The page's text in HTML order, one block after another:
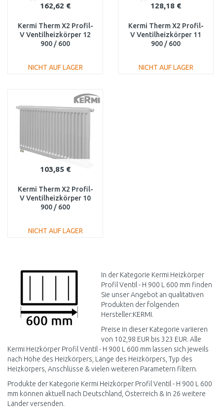
162,62 €
Kermi Therm X2 Profil-
V Ventilheizkörper 12
900 / 600
NICHT AUF LAGER
Vergleichen
128,18 €
Kermi Therm X2 Profil-
V Ventilheizkörper 11
900 / 600
NICHT AUF LAGER
103,85 €
Kermi Therm X2 Profil-
V Ventilheizkörper 10
900 / 600
NICHT AUF LAGER
Vergleichen
In der Kategorie Kermi Heizkörper
Profil Ventil - H 900 L 600 mm finden
Sie unser Angebot an qualitativen
Produkten der folgenden
Hersteller:KERMI.
Preise in dieser Kategorie variieren
von 102,98 EUR bis 323 EUR. Alle
Kermi Heizkörper Profil Ventil - H 900 L 600 mm lassen sich jeweils
nach Höhe des Heizkörpers, Länge des Heizkörpers, Typ des
Heizkörpers, Anschlüsse & vielen weiteren Parametern filtern.
Produkte der Kategorie Kermi Heizkörper Profil Ventil - H 900 L 600
mm können aktuell nach Deutschland, Österreich & in 26 weitere
Länder versenden.